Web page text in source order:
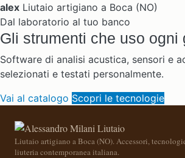
alex Liutaio artigiano a Boca (NO)
Dal laboratorio al tuo banco
Gli strumenti che uso ogni
Software di analisi acustica, sensori e
selezionati e testati personalmente.
Vai al catalogo Scopri le tecnologie
Liutaio artigiano a Boca (NO). Accessori,
liuteria contemporanea italiana.